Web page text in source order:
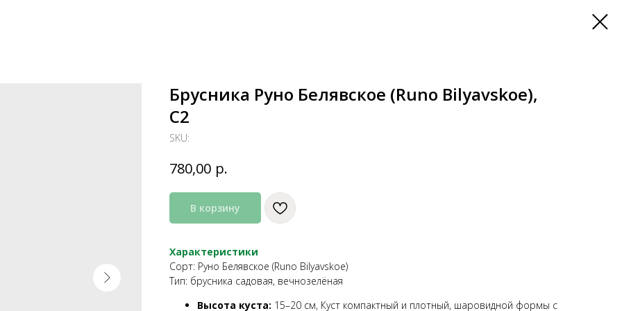
Брусника Руно Белявское (Runo Bilyavskoe),
С2
SKU:
780,00 р.
В корзину
Характеристики
Сорт: Руно Белявское (Runo Bilyavskoe)
Тип: брусника садовая, вечнозелёная
Высота куста: 15–20 см, Куст компактный и плотный, шаровидной формы с